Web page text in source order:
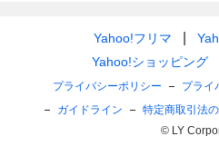
Yahoo!フリマ
Yahoo!ショッピング
プライバシーポリシー プライ
ガイドライン
特定商取引法
© LY